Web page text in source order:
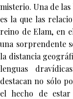
misterio. Una de
es la que las
reino de Elam, en
una sorprendente
la distancia
lenguas
destacan no sólo
el hecho de estar